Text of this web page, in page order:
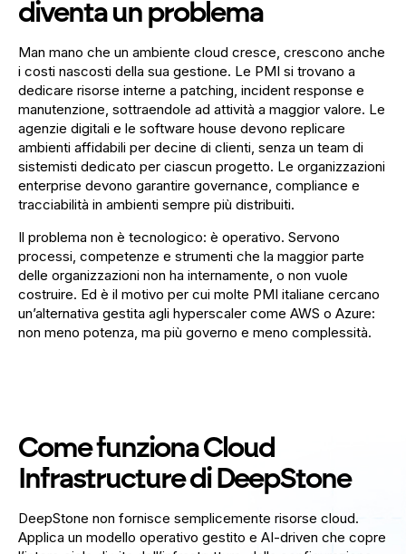
diventa un problema
Man mano che un ambiente cloud cresce, crescono anche
i costi nascosti della sua gestione. Le PMI si trovano a
dedicare risorse interne a patching, incident response e
manutenzione, sottraendole ad attività a maggior valore. Le
agenzie digitali e le software house devono replicare
ambienti affidabili per decine di clienti, senza un team di
sistemisti dedicato per ciascun progetto. Le organizzazioni
enterprise devono garantire governance, compliance e
tracciabilità in ambienti sempre più distribuiti.
Il problema non è tecnologico: è operativo. Servono
processi, competenze e strumenti che la maggior parte
delle organizzazioni non ha internamente, o non vuole
costruire. Ed è il motivo per cui molte PMI italiane cercano
un’alternativa gestita agli hyperscaler come AWS o Azure:
non meno potenza, ma più governo e meno complessità.
Come funziona Cloud
Infrastructure di DeepStone
DeepStone non fornisce semplicemente risorse cloud.
Applica un modello operativo gestito e AI-driven che copre